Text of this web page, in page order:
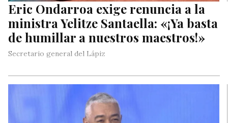
Eric Ondarroa exige renuncia a la
ministra Yelitze Santaella: «¡Ya basta
de humillar a nuestros maestros!»
Secretario general del Lápiz